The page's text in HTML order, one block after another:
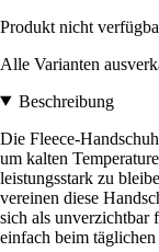
Produkt nicht
Alle Varianten
Beschreibung
Die Fleece-
um kalten
leistungsstark zu
vereinen diese
sich als unverzichtbar
einfach beim